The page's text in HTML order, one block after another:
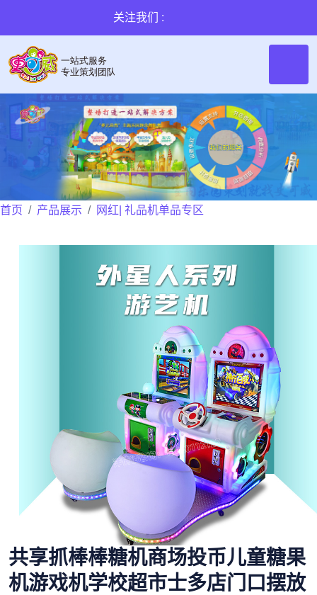
关注我们 :
首页 产品展示 网红| 礼品机单品专区
共享抓棒棒糖机商场投币儿童糖果
机游戏机学校超市士多店门口摆放